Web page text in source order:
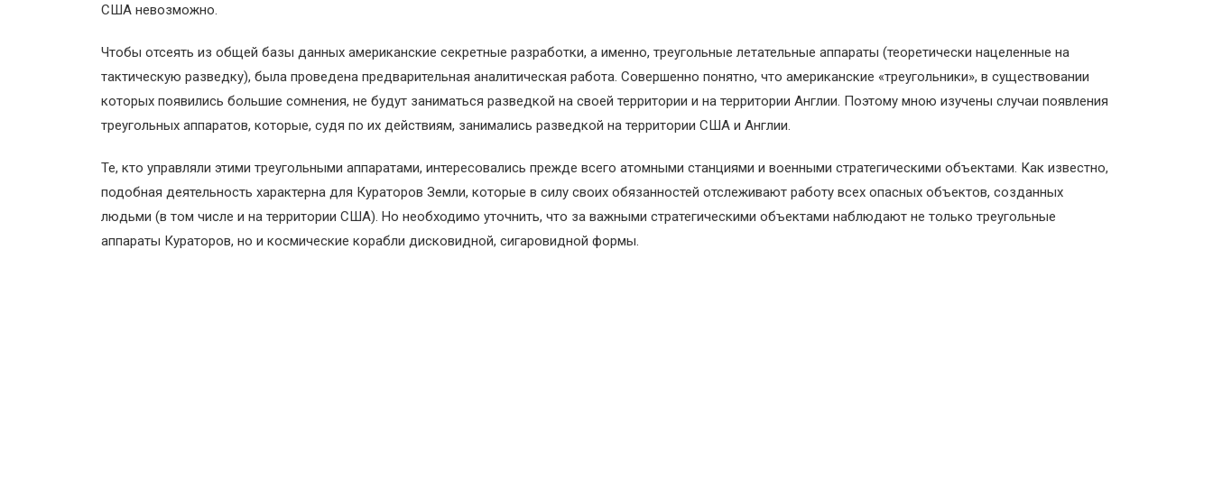
США невозможно.
Чтобы отсеять из общей базы данных американские секретные разработки, а именно, треугольные летательные аппараты (теоретически нацеленные на
тактическую разведку), была проведена предварительная аналитическая работа. Совершенно понятно, что американские «треугольники», в существовании
которых появились большие сомнения, не будут заниматься разведкой на своей территории и на территории Англии. Поэтому мною изучены случаи появления
треугольных аппаратов, которые, судя по их действиям, занимались разведкой на территории США и Англии.
Те, кто управляли этими треугольными аппаратами, интересовались прежде всего атомными станциями и военными стратегическими объектами. Как известно,
подобная деятельность характерна для Кураторов Земли, которые в силу своих обязанностей отслеживают работу всех опасных объектов, созданных
людьми (в том числе и на территории США). Но необходимо уточнить, что за важными стратегическими объектами наблюдают не только треугольные
аппараты Кураторов, но и космические корабли дисковидной, сигаровидной формы.